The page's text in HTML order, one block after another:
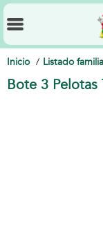
Inicio Listado
Bote 3